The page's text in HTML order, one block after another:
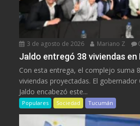
3 de agosto de 2026 Mariano Z
Jaldo entregó 38 viviendas en
Con esta entrega, el complejo suma
viviendas proyectadas. El gobernador
Jaldo encabezó este...
Populares Sociedad Tucumán